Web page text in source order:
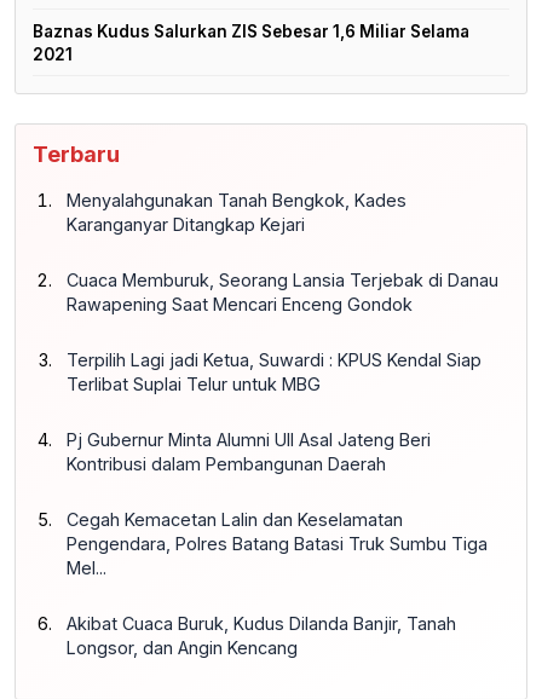
Baznas Kudus Salurkan ZIS Sebesar 1,6 Miliar Selama
2021
Terbaru
Menyalahgunakan Tanah Bengkok, Kades
Karanganyar Ditangkap Kejari
Cuaca Memburuk, Seorang Lansia Terjebak di Danau
Rawapening Saat Mencari Enceng Gondok
Terpilih Lagi jadi Ketua, Suwardi : KPUS Kendal Siap
Terlibat Suplai Telur untuk MBG
Pj Gubernur Minta Alumni UII Asal Jateng Beri
Kontribusi dalam Pembangunan Daerah
Cegah Kemacetan Lalin dan Keselamatan
Pengendara, Polres Batang Batasi Truk Sumbu Tiga
Mel...
Akibat Cuaca Buruk, Kudus Dilanda Banjir, Tanah
Longsor, dan Angin Kencang